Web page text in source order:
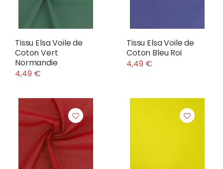
Tissu Elsa Voile de
Coton Vert
Normandie
4,49 €
Tissu Elsa Voile de
Coton Bleu Roi
4,49 €